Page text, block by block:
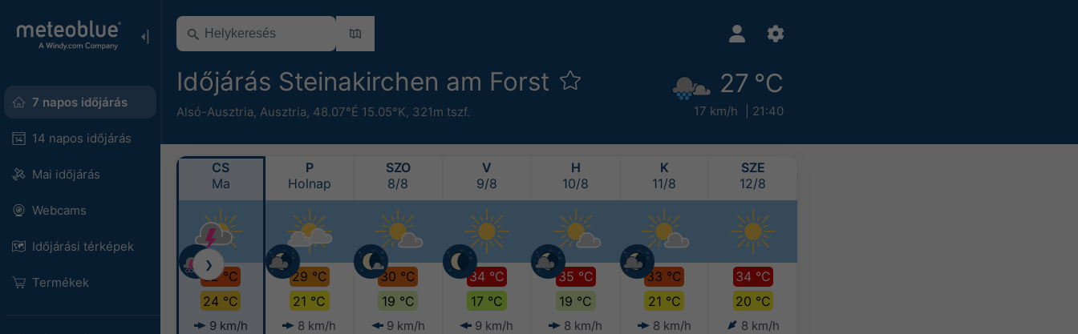
7 napos időjárás
14 napos időjárás
Mai időjárás
Webcams
Időjárási térképek
Termékek
Időjárás Steinakirchen am Forst
Alsó-Ausztria, Ausztria, 48.07°É 15.05°K, 321m tszf.
27 °C
17 km/h 21:40
CS
Ma
32 °C
24 °C
9 km/h
P
Holnap
29 °C
21 °C
8 km/h
SZO
8/8
30 °C
19 °C
9 km/h
V
9/8
34 °C
17 °C
9 km/h
H
10/8
35 °C
19 °C
8 km/h
K
11/8
33 °C
21 °C
8 km/h
SZE
12/8
34 °C
20 °C
8 km/h
❯